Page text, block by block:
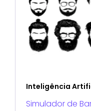
Inteligência
Simulador de